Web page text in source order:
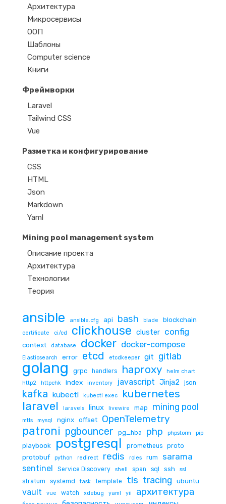
Архитектура
Микросервисы
ООП
Шаблоны
Computer science
Книги
Фреймворки
Laravel
Tailwind CSS
Vue
Разметка и конфигурирование
CSS
HTML
Json
Markdown
Yaml
Mining pool management system
Описание проекта
Архитектура
Технологии
Теория
ansible ansible.cfg api bash blade blockchain
certificate ci/cd clickhouse cluster config
context database docker docker-compose
Elasticsearch error etcd etcdkeeper git gitlab
golang grpc handlers haproxy
helm chart
http2
httpchk index inventory javascript Jinja2 json
kafka kubectl kubectl exec kubernetes
laravel laravels linux livewire map mining pool
mtls mysql nginx offset OpenTelemetry
patroni pgbouncer pg_hba php phpstorm pip
playbook postgresql prometheus proto
protobuf python redirect redis roles rum sarama
sentinel Service Discovery shell span sql ssh ssl
stratum systemd task template tls tracing ubuntu
vault vue watch xdebug yaml yii архитектура